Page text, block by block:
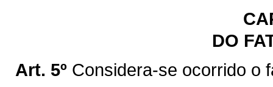
DO
Art. 5º Considera-se ocorrido o